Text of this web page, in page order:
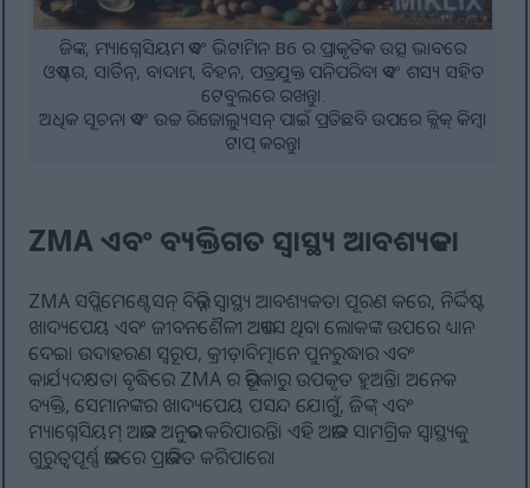
ଜିଙ୍କ, ମ୍ୟାଗ୍ନେସିୟମ ଏବଂ ଭିଟାମିନ B6 ର ପ୍ରାକୃତିକ ଉତ୍ସ ଭାବରେ
ଓଏଷ୍ଟର, ସାର୍ଡିନ୍, ବାଦାମ, ବିହନ, ପତ୍ରଯୁକ୍ତ ପନିପରିବା ଏବଂ ଶସ୍ୟ ସହିତ
ଟେବୁଲରେ ରଖନ୍ତୁ।.
ଅଧିକ ସୂଚନା ଏବଂ ଉଚ୍ଚ ରିଜୋଲ୍ୟୁସନ୍ ପାଇଁ ପ୍ରତିଛବି ଉପରେ କ୍ଲିକ୍ କିମ୍ବା
ଟାପ୍ କରନ୍ତୁ।
ZMA ଏବଂ ବ୍ୟକ୍ତିଗତ ସ୍ୱାସ୍ଥ୍ୟ ଆବଶ୍ୟକତା
ZMA ସପ୍ଲିମେଣ୍ଟେସନ୍ ବିଭିନ୍ନ ସ୍ୱାସ୍ଥ୍ୟ ଆବଶ୍ୟକତା ପୂରଣ କରେ, ନିର୍ଦ୍ଦିଷ୍ଟ
ଖାଦ୍ୟପେୟ ଏବଂ ଜୀବନଶୈଳୀ ଅଭ୍ୟାସ ଥିବା ଲୋକଙ୍କ ଉପରେ ଧ୍ୟାନ
ଦେଇ। ଉଦାହରଣ ସ୍ୱରୂପ, କ୍ରୀଡ଼ାବିତ୍ମାନେ ପୁନରୁଦ୍ଧାର ଏବଂ
କାର୍ଯ୍ୟଦକ୍ଷତା ବୃଦ୍ଧିରେ ZMA ର ଭୂମିକାରୁ ଉପକୃତ ହୁଅନ୍ତି। ଅନେକ
ବ୍ୟକ୍ତି, ସେମାନଙ୍କର ଖାଦ୍ୟପେୟ ପସନ୍ଦ ଯୋଗୁଁ, ଜିଙ୍କ୍ ଏବଂ
ମ୍ୟାଗ୍ନେସିୟମ୍ ଅଭାବ ଅନୁଭବ କରିପାରନ୍ତି। ଏହି ଅଭାବ ସାମଗ୍ରିକ ସ୍ୱାସ୍ଥ୍ୟକୁ
ଗୁରୁତ୍ୱପୂର୍ଣ୍ଣ ଭାବରେ ପ୍ରଭାବିତ କରିପାରେ।